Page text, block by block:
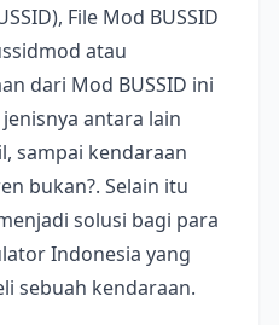
File Mod BUSSID
atau
dari Mod BUSSID ini
antara lain
sampai kendaraan
bukan?. Selain itu
solusi bagi para
Indonesia yang
sebuah kendaraan.